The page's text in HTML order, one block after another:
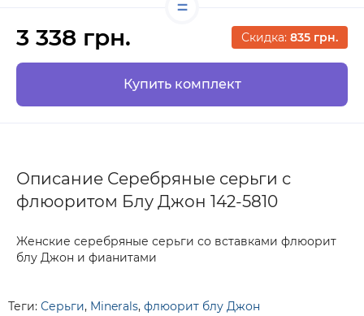
3 338 грн. Скидка: 835 грн.
Купить комплект
Описание Серебряные серьги с
флюоритом Блу Джон 142-5810
Женские серебряные серьги со вставками флюорит
блу Джон и фианитами
Теги: Серьги, Minerals, флюорит блу Джон